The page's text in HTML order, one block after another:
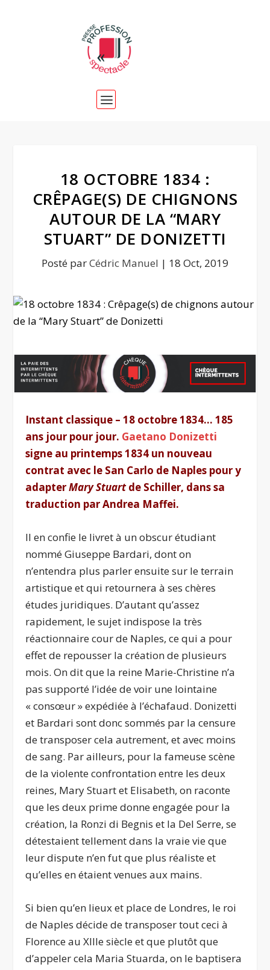
18 OCTOBRE 1834 :
CRÊPAGE(S) DE CHIGNONS
AUTOUR DE LA “MARY
STUART” DE DONIZETTI
Posté parCédric Manuel | 18 Oct, 2019
Instant classique – 18 octobre 1834… 185
ans jour pour jour. Gaetano Donizetti
signe au printemps 1834 un nouveau
contrat avec le San Carlo de Naples pour y
adapterMary Stuartde Schiller, dans sa
traduction par Andrea Maffei.
Il en confie le livret à un obscur étudiant
nommé Giuseppe Bardari, dont on
n’entendra plus parler ensuite sur le terrain
artistique et qui retournera à ses chères
études juridiques. D’autant qu’assez
rapidement, le sujet indispose la très
réactionnaire cour de Naples, cequi a pour
effet de repousser la création de plusieurs
mois. On dit que la reine Marie-Christine n’a
pas supporté l’idée de voir une lointaine
« consœur » expédiée à l’échafaud. Donizetti
et Bardari sont donc sommés par la censure
de transposer cela autrement, et avec moins
de sang. Par ailleurs, pour la fameuse scène
de la violente confrontation entre les deux
reines, Mary Stuart et Elisabeth, on raconte
que les deux prime donne engagée pour la
création, la Ronzi di Begnis et la Del Serre, se
détestaient tellement dans la vraie vie que
leur dispute n’en fut que plus réaliste et
qu’elles en étaient venues aux mains.
Si bien qu’en lieux et place de Londres, le roi
de Naples décide de transposer tout ceci à
Florence au XIIIe siècle et que plutôt que
d’appeler cela Maria Stuarda, on le baptisera